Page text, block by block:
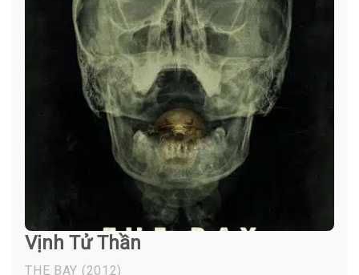
Vịnh Tử Thần
THE BAY (2012)